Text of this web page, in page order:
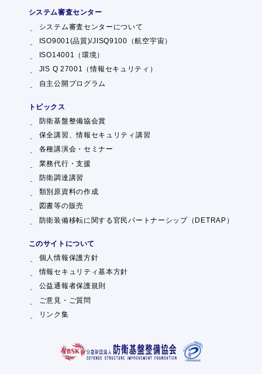
システム審査センター
システム審査センターについて
ISO9001(品質)/JISQ9100（航空宇宙）
ISO14001（環境）
JIS Q 27001（情報セキュリティ）
自主公開プログラム
トピックス
防衛基盤整備協会賞
保全講習、情報セキュリティ講習
各種講演会・セミナー
業務代行・支援
防衛調達講習
類別原資料の作成
図書等の販売
防衛装備移転に関する官民パートナーシップ（DETRAP）
このサイトについて
個人情報保護方針
情報セキュリティ基本方針
公益通報者保護規則
ご意見・ご質問
リンク集